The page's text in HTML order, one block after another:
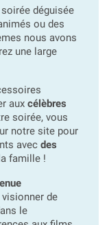
déguisée
ou des
nous avons
une large
aux célèbres
soirée, vous
notre site pour
avec des
famille !
de
le